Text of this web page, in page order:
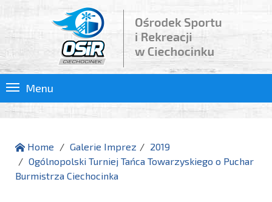
Menu
Home Galerie Imprez
2019
Ogólnopolski Turniej Tańca Towarzyskiego o Puchar
Burmistrza Ciechocinka